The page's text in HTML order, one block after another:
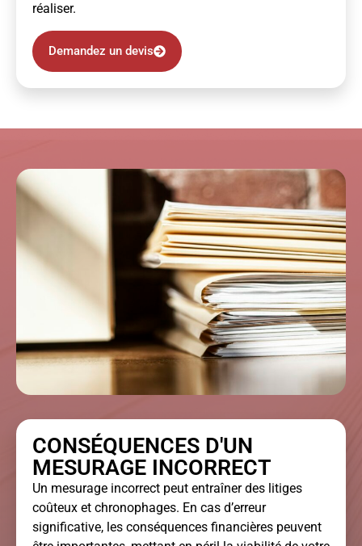
réaliser.
Demandez un devis
CONSÉQUENCES D'UN
MESURAGE INCORRECT
Un mesurage incorrect peut entraîner des litiges
coûteux et chronophages. En cas d’erreur
significative, les conséquences financières peuvent